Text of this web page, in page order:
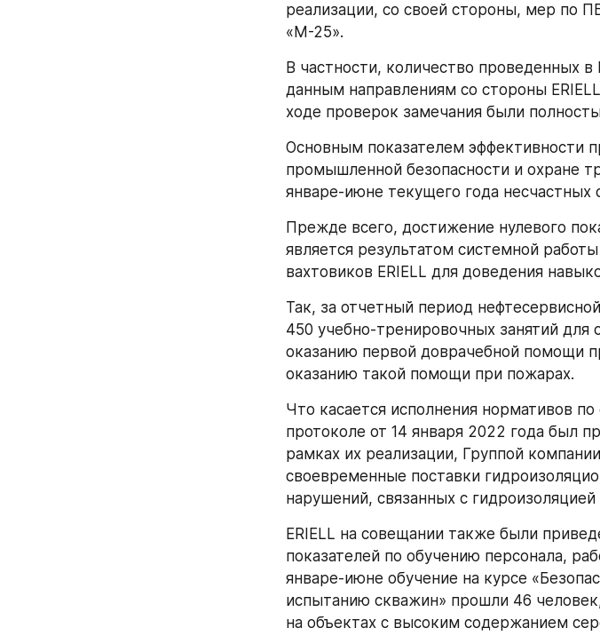
реализации, со своей стороны, мер по
«М-25».
В частности, количество проведенных
данным направлениям со стороны
ходе проверок замечания были
Основным показателем эффективности
промышленной безопасности и охране
январе-июне текущего года несчастных
Прежде всего, достижение нулевого
является результатом системной
вахтовиков ERIELL для доведения
Так, за отчетный период
450 учебно-тренировочных занятий для
оказанию первой доврачебной помощи
оказанию такой помощи при пожарах.
Что касается исполнения нормативов
протоколе от 14 января 2022 года был
рамках их реализации, Группой
своевременные поставки
нарушений, связанных с
ERIELL на совещании также были
показателей по обучению персонала,
январе-июне обучение на курсе
испытанию скважин» прошли 46
на объектах с высоким содержанием